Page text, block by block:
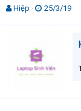
T
s
Hiệp
N
i
25/3/19